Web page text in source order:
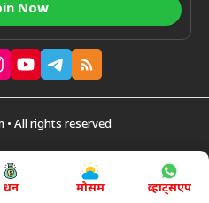
Now
• All rights reserved
धन मौसम व्हाट्सएप